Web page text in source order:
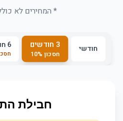
* המחירים לא
חודשי 3 חודשים
חסכון 10%
6 חודשים
חבילת